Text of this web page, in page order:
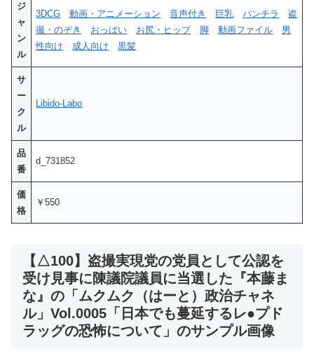
ジ
ャ
ン
ル
3DCG 動画・アニメーション 音声付き 巨乳 パンチラ
盗
撮・のぞき
おっぱい お尻・ヒップ 脚 動画ファイル
男
性向け
成人向け 黒髪
サ
ー
ク
ル
Libido-Labo
品
番
d_731852
価
格
￥550
【△100】盗撮実現党の党員として公認を
受け見事に陳議院議員に当選した『本藤ま
な』の「ムクムク（はーと）政治チャネ
ル」Vol.0005「日本でも蔓延するレ●プド
ラッグの恐怖について」のサンプル画像